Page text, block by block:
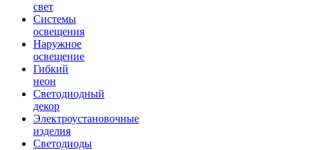
свет
Системы
освещения
Наружное
освещение
Гибкий
неон
Светодиодный
декор
Электроустановочные
изделия
Светодиоды